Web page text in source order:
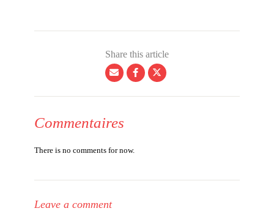
Share this article
Commentaires
There is no comments for now.
Leave a comment